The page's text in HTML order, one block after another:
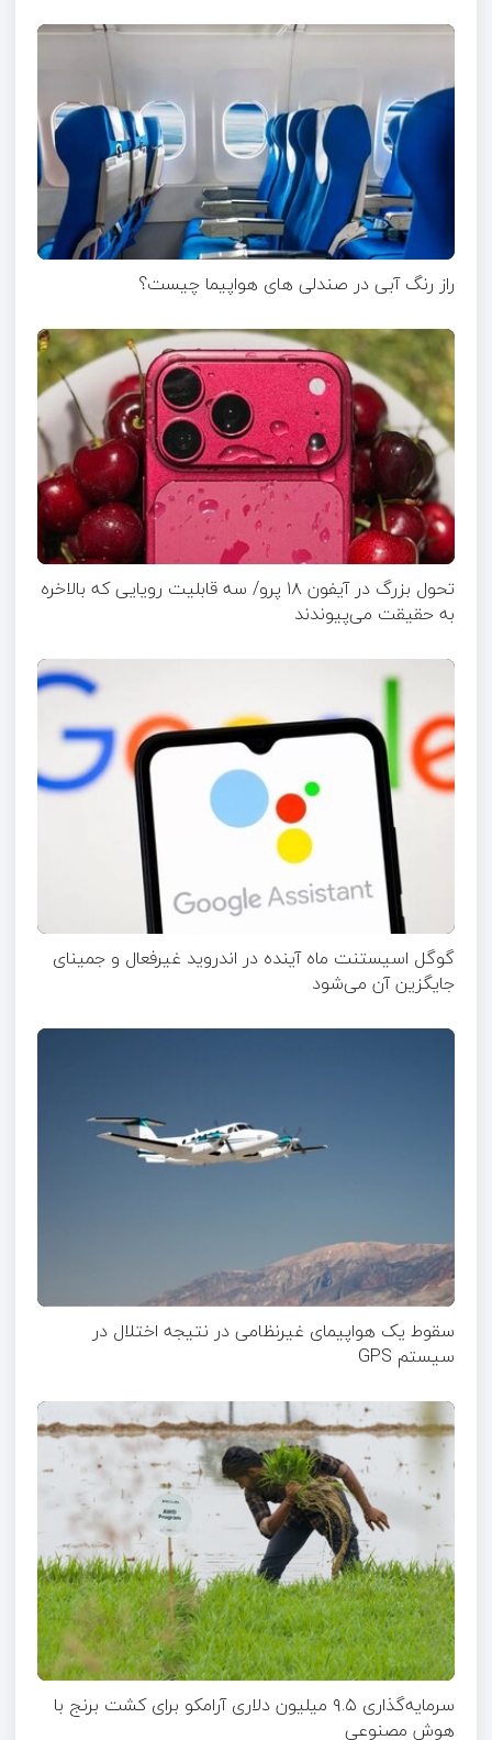
راز رنگ آبی در صندلی های هواپیما چیست؟
تحول بزرگ در آیفون ۱۸ پرو/ سه قابلیت رویایی که بالاخره
به حقیقت می‌پیوندند
گوگل اسیستنت ماه آینده در اندروید غیرفعال و جمینای
جایگزین آن می‌شود
سقوط یک هواپیمای غیرنظامی در نتیجه اختلال در
سیستم‌ GPS
سرمایه‌گذاری ۹.۵ میلیون دلاری آرامکو برای کشت برنج با
هوش مصنوعی